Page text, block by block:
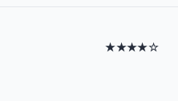
★★★★☆